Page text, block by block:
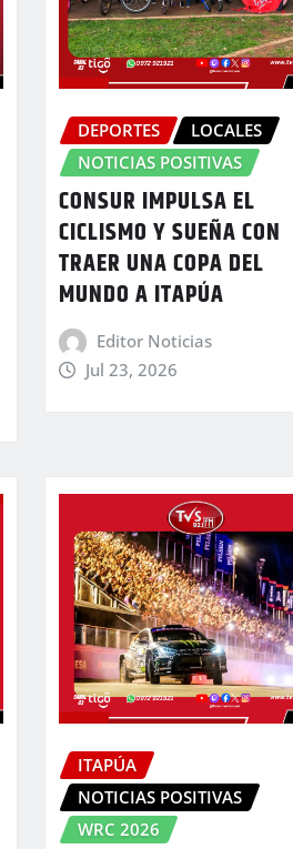
DEPORTES
LOCALES
NOTICIAS POSITIVAS
CONSUR IMPULSA EL
CICLISMO Y SUEÑA CON
TRAER UNA COPA DEL
MUNDO A ITAPÚA
Editor Noticias
Jul 23, 2026
ITAPÚA
NOTICIAS POSITIVAS
WRC 2026